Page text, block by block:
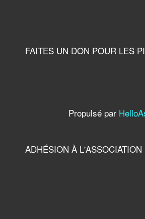
FAITES UN DON POUR LES
Propulsé par
ADHÉSION À L'ASSOCIATION